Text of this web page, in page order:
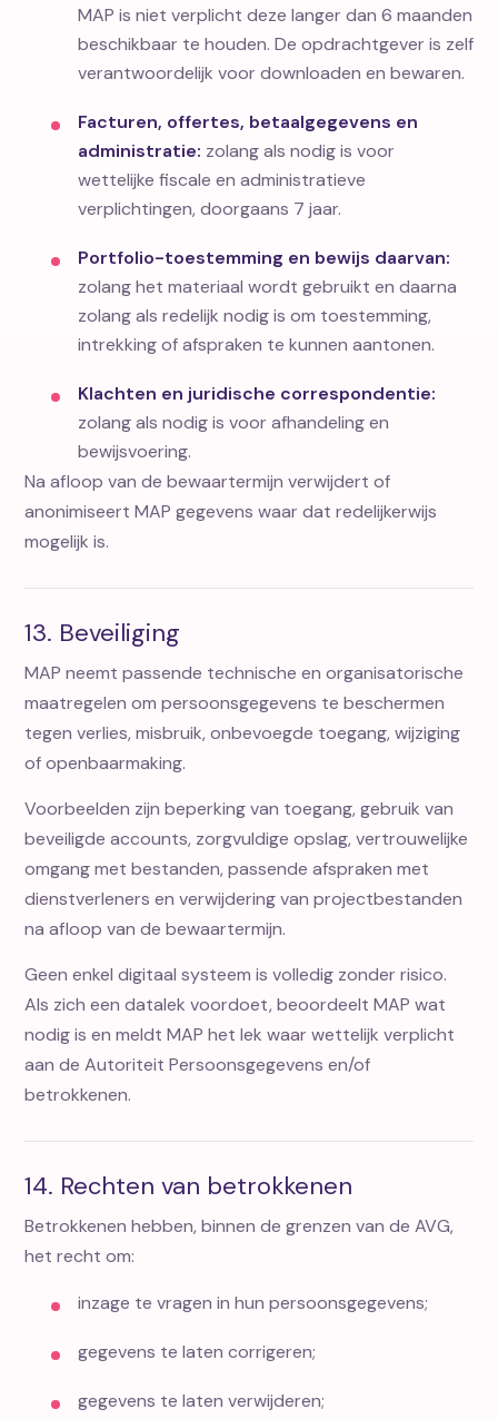
MAP is niet verplicht deze langer dan 6 maanden
beschikbaar te houden. De opdrachtgever is zelf
verantwoordelijk voor downloaden en bewaren.
Facturen, offertes, betaalgegevens en
administratie: zolang als nodig is voor
wettelijke fiscale en administratieve
verplichtingen, doorgaans 7 jaar.
Portfolio-toestemming en bewijs daarvan:
zolang het materiaal wordt gebruikt en daarna
zolang als redelijk nodig is om toestemming,
intrekking of afspraken te kunnen aantonen.
Klachten en juridische correspondentie:
zolang als nodig is voor afhandeling en
bewijsvoering.
Na afloop van de bewaartermijn verwijdert of
anonimiseert MAP gegevens waar dat redelijkerwijs
mogelijk is.
13. Beveiliging
MAP neemt passende technische en organisatorische
maatregelen om persoonsgegevens te beschermen
tegen verlies, misbruik, onbevoegde toegang, wijziging
of openbaarmaking.
Voorbeelden zijn beperking van toegang, gebruik van
beveiligde accounts, zorgvuldige opslag, vertrouwelijke
omgang met bestanden, passende afspraken met
dienstverleners en verwijdering van projectbestanden
na afloop van de bewaartermijn.
Geen enkel digitaal systeem is volledig zonder risico.
Als zich een datalek voordoet, beoordeelt MAP wat
nodig is en meldt MAP het lek waar wettelijk verplicht
aan de Autoriteit Persoonsgegevens en/of
betrokkenen.
14. Rechten van betrokkenen
Betrokkenen hebben, binnen de grenzen van de AVG,
het recht om:
inzage te vragen in hun persoonsgegevens;
gegevens te laten corrigeren;
gegevens te laten verwijderen;